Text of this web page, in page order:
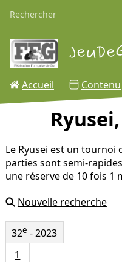
Accueil Contenu
Le Ryusei est un tournoi
parties sont semi-
une réserve de 10 fois 1
Nouvelle recherche
32e - 2023
1